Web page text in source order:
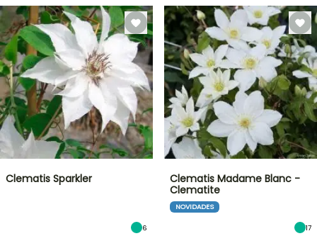
Clematis Sparkler
6
Clematis Madame Blanc -
Clematite
NOVIDADES
17